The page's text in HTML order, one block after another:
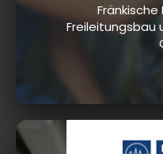
Freileitungsbau